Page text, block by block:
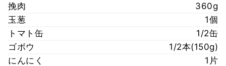
挽肉
360g
玉葱
1個
トマト缶
1/2缶
ゴボウ
1/2本(150g)
にんにく
1片